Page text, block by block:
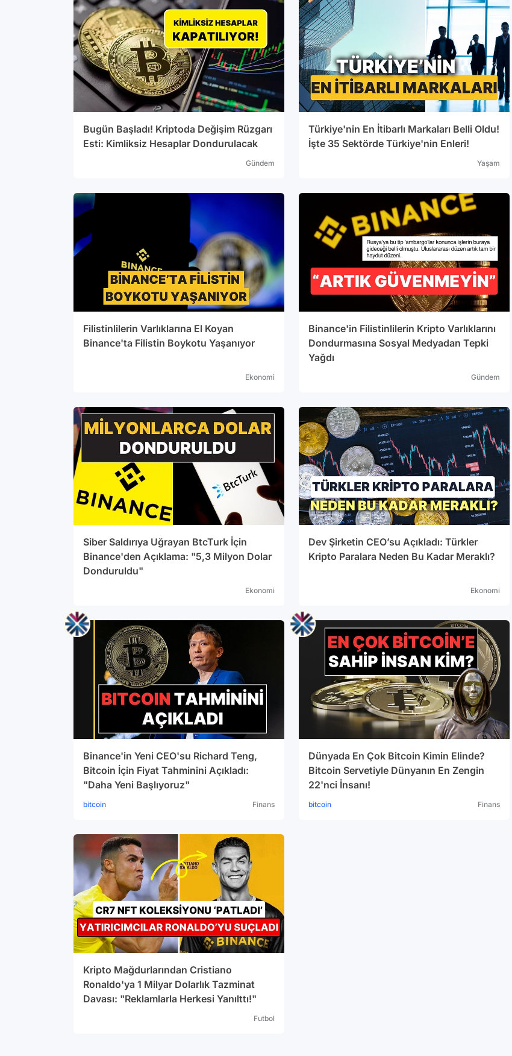
Bugün Başladı! Kriptoda Değişim Rüzgarı
Esti: Kimliksiz Hesaplar Dondurulacak
Gündem
Türkiye'nin En İtibarlı Markaları Belli Oldu!
İşte 35 Sektörde Türkiye'nin Enleri!
Yaşam
Filistinlilerin Varlıklarına El Koyan
Binance'ta Filistin Boykotu Yaşanıyor
Ekonomi
Binance'in Filistinlilerin Kripto Varlıklarını
Dondurmasına Sosyal Medyadan Tepki
Yağdı
Gündem
Siber Saldırıya Uğrayan BtcTurk İçin
Binance'den Açıklama: "5,3 Milyon Dolar
Donduruldu"
Ekonomi
Dev Şirketin CEO’su Açıkladı: Türkler
Kripto Paralara Neden Bu Kadar Meraklı?
Ekonomi
Binance'in Yeni CEO'su Richard Teng,
Bitcoin İçin Fiyat Tahminini Açıkladı:
"Daha Yeni Başlıyoruz"
bitcoin Finans
Dünyada En Çok Bitcoin Kimin Elinde?
Bitcoin Servetiyle Dünyanın En Zengin
22'nci İnsanı!
bitcoin Finans
Kripto Mağdurlarından Cristiano
Ronaldo'ya 1 Milyar Dolarlık Tazminat
Davası: "Reklamlarla Herkesi Yanılttı!"
Futbol